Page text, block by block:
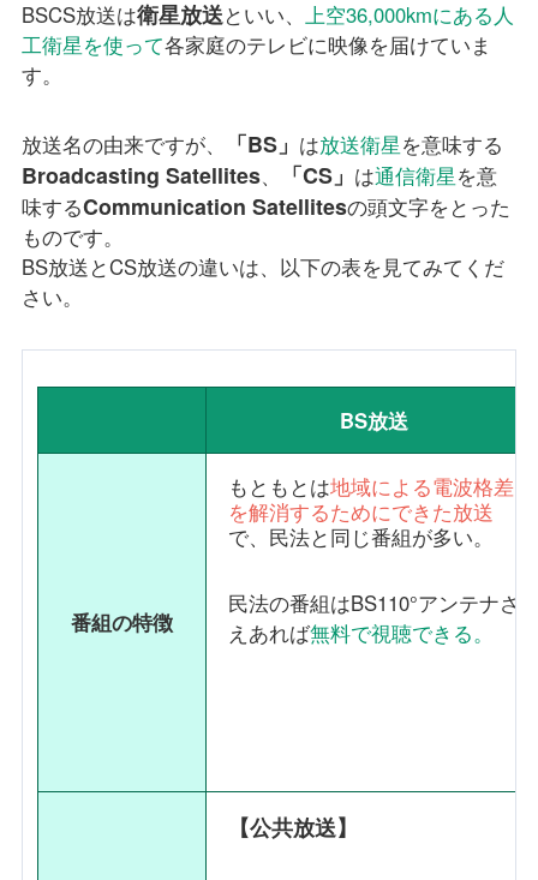
BSCS放送は衛星放送といい、 上空36,000kmにある人
工衛星を使って各家庭のテレビに映像を届けていま
す。
放送名の由来ですが、 「BS」 は放送衛星を意味する
Broadcasting Satellites、 「CS」 は通信衛星を意
味するCommunication Satellitesの頭文字をとった
ものです。
BS放送とCS放送の違いは、以下の表を見てみてくだ
さい。
BS放送
番組の特徴
もともとは地域による電波格差
を解消するためにできた放送
で、民法と同じ番組が多い。
民法の番組はBS110°アンテナさ
えあれば無料で視聴できる。
【公共放送】